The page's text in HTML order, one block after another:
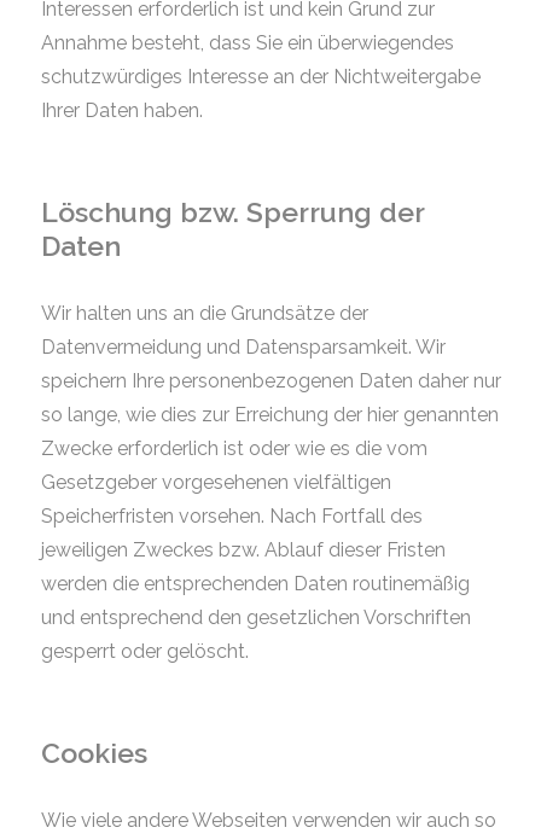
Interessen erforderlich ist und kein Grund zur
Annahme besteht, dass Sie ein überwiegendes
schutzwürdiges Interesse an der Nichtweitergabe
Ihrer Daten haben.
Löschung bzw. Sperrung der
Daten
Wir halten uns an die Grundsätze der
Datenvermeidung und Datensparsamkeit. Wir
speichern Ihre personenbezogenen Daten daher nur
so lange, wie dies zur Erreichung der hier genannten
Zwecke erforderlich ist oder wie es die vom
Gesetzgeber vorgesehenen vielfältigen
Speicherfristen vorsehen. Nach Fortfall des
jeweiligen Zweckes bzw. Ablauf dieser Fristen
werden die entsprechenden Daten routinemäßig
und entsprechend den gesetzlichen Vorschriften
gesperrt oder gelöscht.
Cookies
Wie viele andere Webseiten verwenden wir auch so